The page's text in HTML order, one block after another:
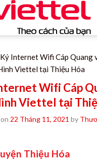
Internet Wifi Cáp Quang
Viettel tại Thiệu Hóa
Wifi Cáp
Viettel tại
22 Tháng 11, 2021 by
Thiệu Hóa